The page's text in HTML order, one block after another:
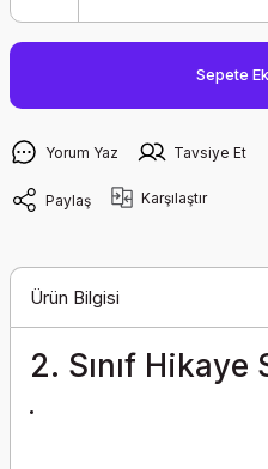
Sepete
Yorum Yaz Tavsiye Et
Paylaş Karşılaştır
Ürün Bilgisi
2. Sınıf Hikaye